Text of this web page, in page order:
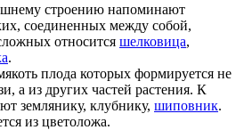
строению напоминают
соединенных между собой,
относится шелковица,
.
плода которых формируется не
а из других частей растения. К
землянику, клубнику, шиповник.
из цветоложа.